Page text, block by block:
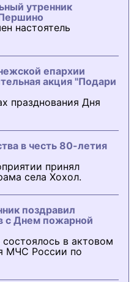
утренник
настоятель
епархии
акция "Подари
празднования Дня
в честь 80-летия
принял
села Хохол.
поздравил
с Днем пожарной
в актовом
МЧС России по